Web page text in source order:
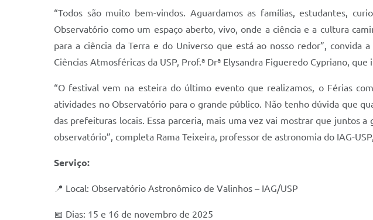
“Todos são muito bem-vindos. Aguardamos as famílias, estudantes,
Observatório como um espaço aberto, vivo, onde a ciência e a cultura
para a ciência da Terra e do Universo que está ao nosso redor”,
Ciências Atmosféricas da USP, Prof.ª Drª Elysandra Figueredo Cypriano,
“O festival vem na esteira do último evento que realizamos, o Férias
atividades no Observatório para o grande público. Não tenho dúvida que
das prefeituras locais. Essa parceria, mais uma vez vai mostrar que juntos
observatório”, completa Rama Teixeira, professor de astronomia do IAG-
Serviço:
📍 Local: Observatório Astronômico de Valinhos – IAG/USP
📅 Dias: 15 e 16 de novembro de 2025